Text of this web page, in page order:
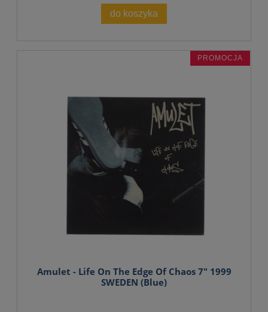
do koszyka
Amulet - Life On The Edge Of Chaos 7" 1999
SWEDEN (Blue)
PROMOCJA